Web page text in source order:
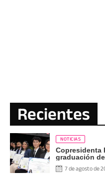
Recientes
NOTICIAS
Copresidenta
graduación
Pueblo
7 de agosto de